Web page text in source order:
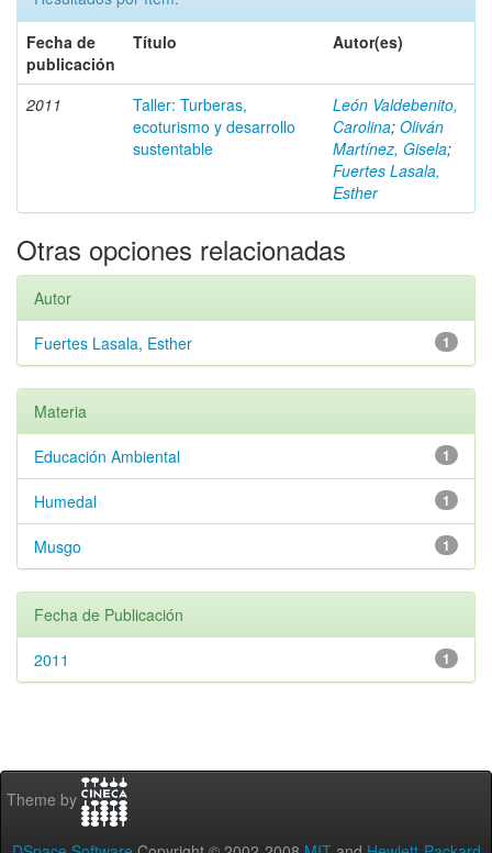
Fecha de
publicación
Título Autor(es)
2011
Taller: Turberas,
ecoturismo y desarrollo
sustentable
León Valdebenito,
Carolina; Oliván
Martínez, Gisela;
Fuertes Lasala,
Esther
Otras opciones relacionadas
Autor
1
Fuertes Lasala, Esther
Materia
1
Educación Ambiental
1
Humedal
1
Musgo
Fecha de Publicación
1
2011
Theme by